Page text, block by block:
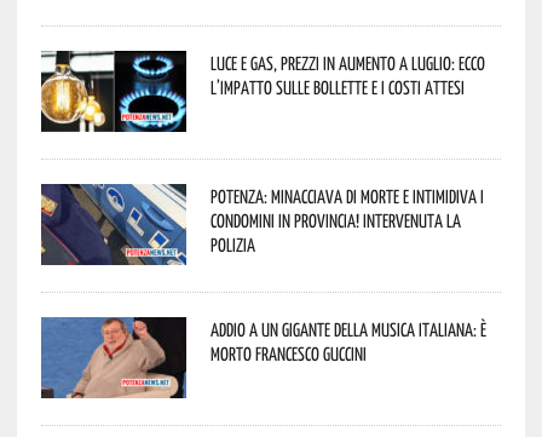
Luce e gas, prezzi in aumento a luglio: ecco
l’impatto sulle bollette e i costi attesi
Potenza: minacciava di morte e intimidiva i
condomini in provincia! Intervenuta la
Polizia
Addio a un gigante della musica italiana: è
morto Francesco Guccini